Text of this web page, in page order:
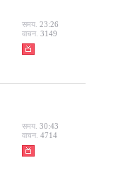
समय. 23:26
वाचन. 3149
समय. 30:43
वाचन. 4714